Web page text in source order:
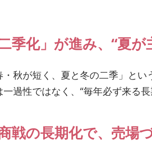
季化」が進み、“夏が
秋が短く、夏と冬の二季」と
過性ではなく、“毎年必ず来る長
戦の長期化で、売場